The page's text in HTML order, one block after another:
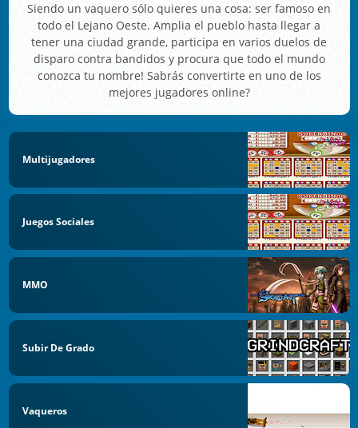
Siendo un vaquero sólo quieres una cosa: ser famoso en
todo el Lejano Oeste. Amplia el pueblo hasta llegar a
tener una ciudad grande, participa en varios duelos de
disparo contra bandidos y procura que todo el mundo
conozca tu nombre! Sabrás convertirte en uno de los
mejores jugadores online?
Multijugadores
Juegos Sociales
MMO
Subir De Grado
Vaqueros